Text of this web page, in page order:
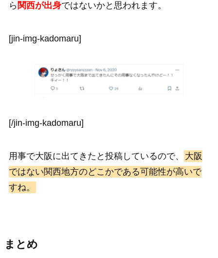
ら 関西が出身ではないかと思われます。
[jin-img-kadomaru]
[/jin-img-kadomaru]
用事で大阪に出てきたと投稿しているので、
大阪
ではない関西地方のどこかである可能性が高いで
すね。
まとめ